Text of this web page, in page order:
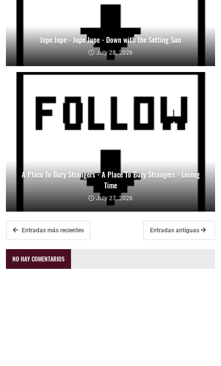
Jupe Jupe - Jupe Jupe - Down with the Setting Sun
July 28, 2026
A Place To Bury Strangers - A Place To Bury Strangers - Losing
Time
July 27, 2026
Entradas más recientes Entradas antiguas
NO HAY COMENTARIOS